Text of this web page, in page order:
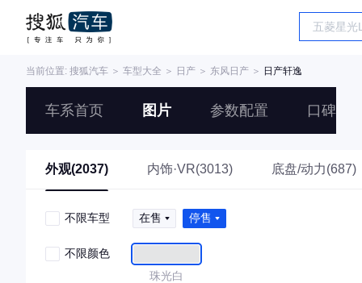
当前位置: 搜狐汽车 ＞ 车型大全 ＞ 日产 ＞ 东风日产 ＞ 日产轩逸
车系首页 图片 参数配置 口碑
外观(2037) 内饰·VR(3013) 底盘/动力(687)
不限车型 在售 停售
不限颜色
珠光白